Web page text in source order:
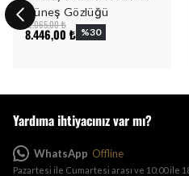
Güneş Gözlüğü
12.065,00 ₺
8.446,00 ₺ %30
Yardıma ihtiyacınız var mı?
WhatsApp Offline
Pazartesi ile Cumartesi arası ve 10:00 ile